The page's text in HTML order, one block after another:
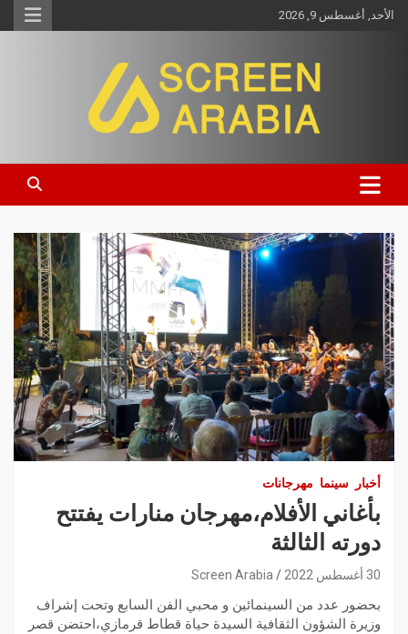
الأحد, أغسطس 9, 2026
Screen Arabia
أخبار سينما مهرجانات
بأغاني الأفلام،مهرجان منارات يفتتح
دورته الثالثة
30 أغسطس 2022 Screen Arabia
بحضور عدد من السينمائين و محبي الفن السابع وتحت إشراف
وزيرة الشؤون الثقافية السيدة حياة قطاط قرمازي،احتضن قصر